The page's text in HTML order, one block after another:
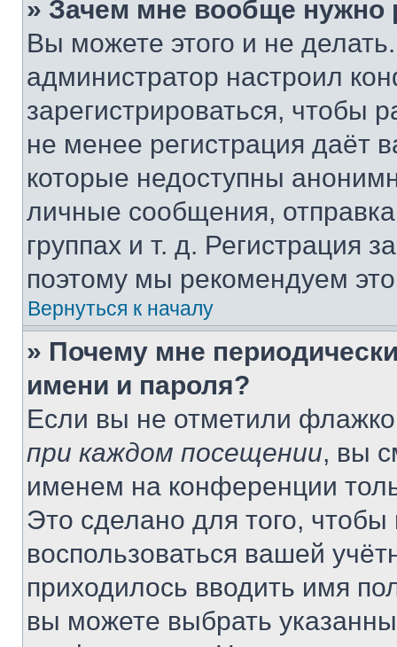
» Зачем мне вообще нужно
Вы можете этого и не
администратор настроил
зарегистрироваться, чтобы
не менее регистрация даёт
которые недоступны
личные сообщения,
группах и т. д. Регистрация
поэтому мы рекомендуем
Вернуться к началу
» Почему мне
имени и пароля?
Если вы не отметили
при каждом посещении, вы
именем на конференции
Это сделано для того, чтобы
воспользоваться вашей
приходилось вводить имя
вы можете выбрать